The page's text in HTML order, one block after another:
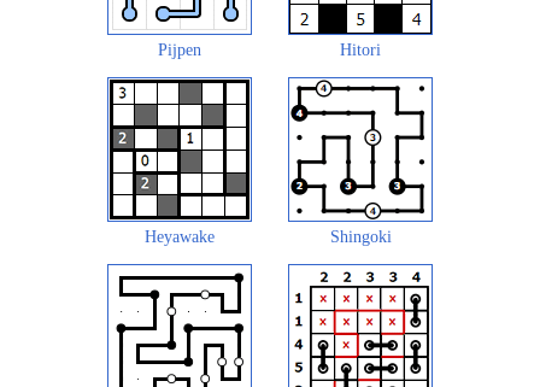
Pijpen Hitori
Heyawake Shingoki